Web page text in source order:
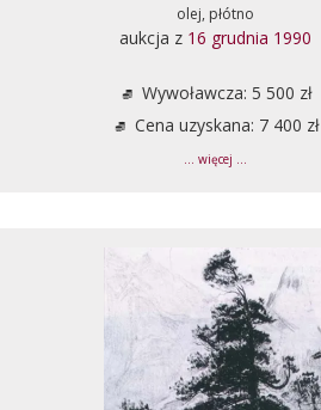
olej, płótno
aukcja z 16 grudnia 1990
Wywoławcza: 5 500 zł
Cena uzyskana: 7 400 zł
... więcej ...